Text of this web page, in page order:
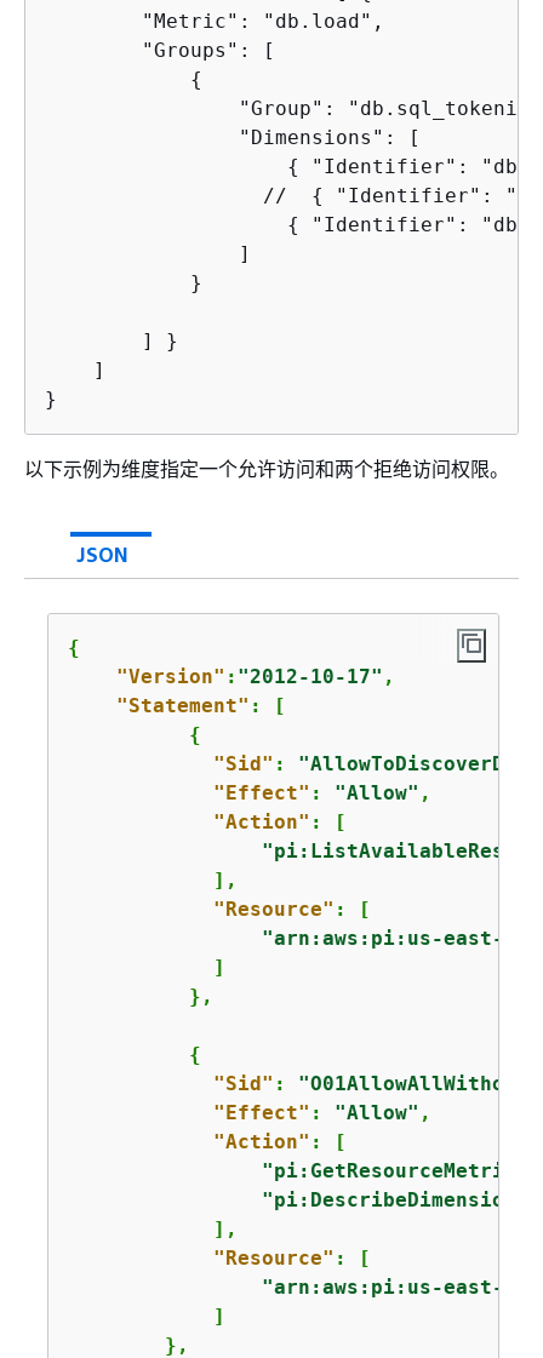
        "Metric": "db.load",
        "Groups": [
{
"Group":
                "Dimensions": [
{
"Identifier":
                  //
{
"Identifier":
{
"Identifier":
                ]
            }
        ] }
    ]
以下示例为维度指定一个允许访问和两个拒绝访问权限。
JSON
{
"Version" : "2012-10-17" ,
"Statement" : [
{
"Sid" :
"Effect" : "Allow" ,
"Action" : [
            ],
"Resource" : [
"arn:aws:pi:us-east-
            ]
          },
{
"Sid" :
"Effect" : "Allow" ,
"Action" : [
"pi:GetResourceMetrics"
            ],
"Resource" : [
"arn:aws:pi:us-east-
            ]
        },